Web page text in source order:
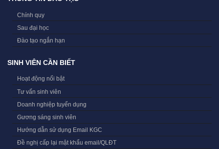
Chính quy
Sau đại học
Đào tạo ngắn hạn
SINH VIÊN CẦN BIẾT
Hoạt động nổi bật
Tư vấn sinh viên
Doanh nghiệp tuyển dụng
Gương sáng sinh viên
Hướng dẫn sử dụng Email KGC
Đề nghị cấp lại mật khẩu email/QLĐT